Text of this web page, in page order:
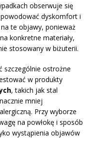
obserwuje się
dyskomfort i
te objawy, ponieważ
konkretne materiały,
stosowany w biżuterii.
szczególnie ostrożne
w produkty
, takich jak stal
mniej
Przy wyborze
na powłokę i sposób
wystąpienia objawów